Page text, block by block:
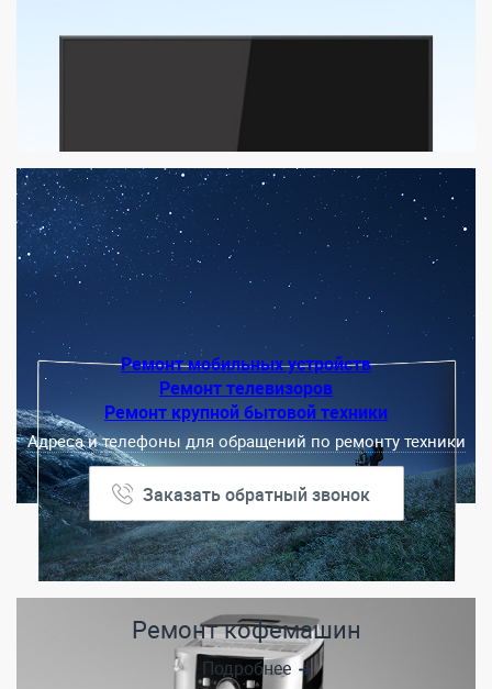
Ремонт мобильных устройств
Ремонт телевизоров
Ремонт крупной бытовой техники
Адреса и телефоны для обращений по ремонту техники
Заказать обратный звонок
Ремонт кофемашин
Подробнее